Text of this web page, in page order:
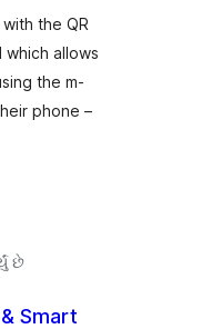
the QR
which allows
the m-
phone –
છે
Smart